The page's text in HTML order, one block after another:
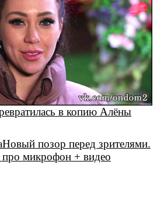
в копию Алёны
Новый позор перед зрителями.
про микрофон + видео